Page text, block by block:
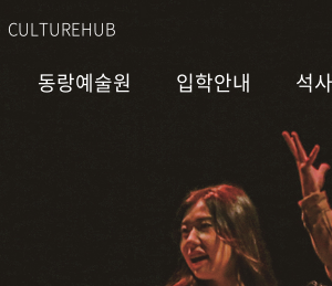
CULTUREHUB
동랑예술원 입학안내 석